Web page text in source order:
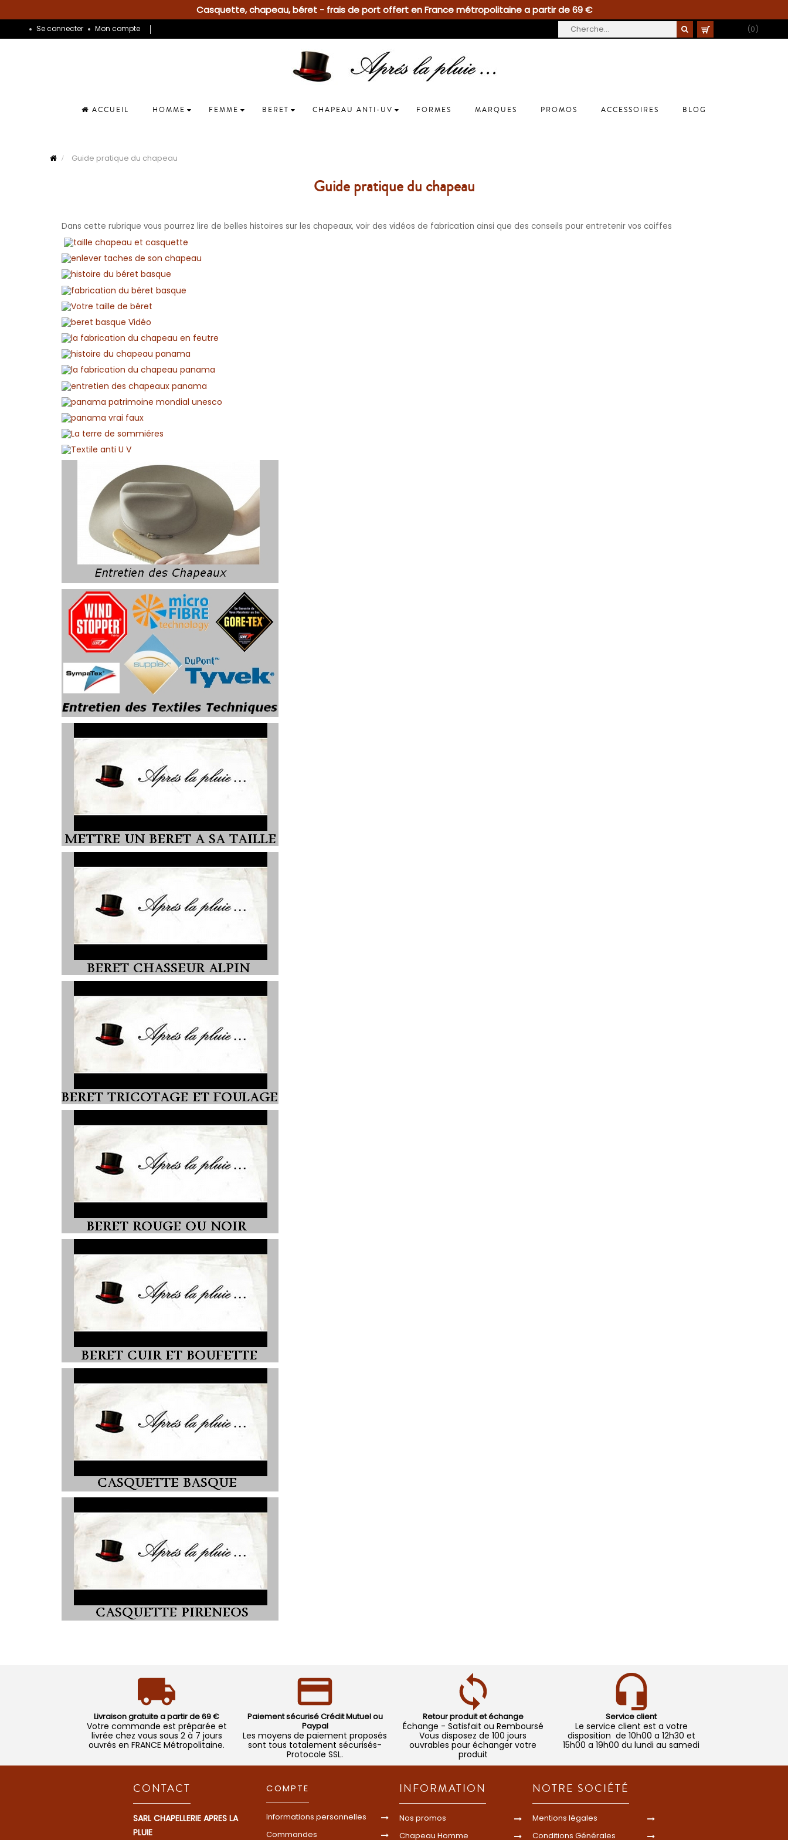
Casquette, chapeau, béret - frais de port offert en France métropolitaine a partir de 69 €
Se connecter Mon compte (0)
ACCUEIL HOMME FEMME BERET CHAPEAU ANTI-UV FORMES MARQUES PROMOS ACCESSOIRES BLOG
Guide pratique du chapeau
Guide pratique du chapeau
Dans cette rubrique vous pourrez lire de belles histoires sur les chapeaux, voir des vidéos de fabrication ainsi que des conseils pour entretenir vos coiffes
Livraison gratuite a partir de 69 €
Votre commande est préparée et
livrée chez vous sous 2 à 7 jours
ouvrés en FRANCE Métropolitaine.
Paiement sécurisé Crédit Mutuel ou
Paypal
Les moyens de paiement proposés
sont tous totalement sécurisés-
Protocole SSL.
Retour produit et échange
Échange - Satisfait ou Remboursé
Vous disposez de 100 jours
ouvrables pour échanger votre
produit
Service client
Le service client est a votre
disposition de 10h00 a 12h30 et
15h00 a 19h00 du lundi au samedi
CONTACT
SARL CHAPELLERIE APRES LA
PLUIE
COMPTE
Informations personnelles
Commandes
INFORMATION
Nos promos
Chapeau Homme
NOTRE SOCIÉTÉ
Mentions légales
Conditions Générales